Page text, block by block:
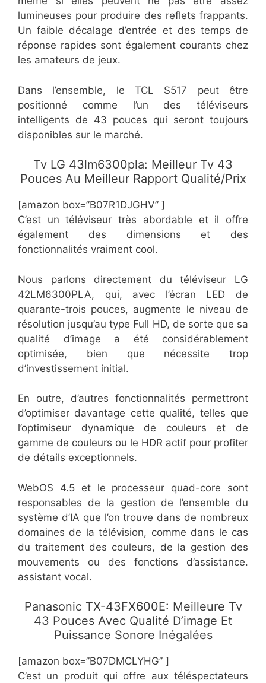
lumineuses pour produire des reflets frappants.
Un faible décalage d’entrée et des temps de
réponse rapides sont également courants chez
les amateurs de jeux.
Dans l’ensemble, le TCL S517 peut être
positionné comme l’un des téléviseurs
intelligents de 43 pouces qui seront toujours
disponibles sur le marché.
Tv LG 43lm6300pla: Meilleur Tv 43
Pouces Au Meilleur Rapport Qualité/Prix
[amazon box=”B07R1DJGHV” ]
C’est un téléviseur très abordable et il offre
également des dimensions et des
fonctionnalités vraiment cool.
Nous parlons directement du téléviseur LG
42LM6300PLA, qui, avec l’écran LED de
quarante-trois pouces, augmente le niveau de
résolution jusqu’au type Full HD, de sorte que sa
qualité d’image a été considérablement
optimisée, bien que nécessite trop
d’investissement initial.
En outre, d’autres fonctionnalités permettront
d’optimiser davantage cette qualité, telles que
l’optimiseur dynamique de couleurs et de
gamme de couleurs ou le HDR actif pour profiter
de détails exceptionnels.
WebOS 4.5 et le processeur quad-core sont
responsables de la gestion de l’ensemble du
système d’IA que l’on trouve dans de nombreux
domaines de la télévision, comme dans le cas
du traitement des couleurs, de la gestion des
mouvements ou des fonctions d’assistance.
assistant vocal.
Panasonic TX-43FX600E: Meilleure Tv
43 Pouces Avec Qualité D’image Et
Puissance Sonore Inégalées
[amazon box=”B07DMCLYHG” ]
C’est un produit qui offre aux téléspectateurs